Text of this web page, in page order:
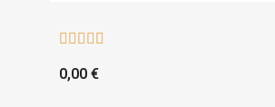
    
0,00 €